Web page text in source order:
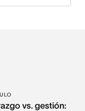
vs. gestión: